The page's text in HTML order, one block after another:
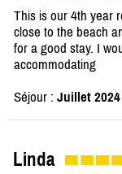
This is our 4th year
close to the beach
for a good stay. I
accommodating
Séjour : Juillet 2024
Linda